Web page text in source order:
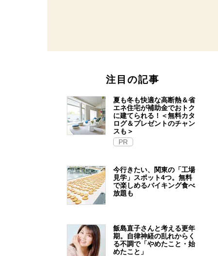
注目の記事
夏も冬も快適な高断熱＆省
エネ住宅が補助金でおトク
に建てられる！＜無料カタ
ログ＆プレゼントのチャン
スも＞
PR
今行きたい、関東の「工場
見学」スポット4つ。無料
で楽しめるバイキング食べ
放題も
飯島直子さんと考える更年
期。自律神経の乱れからく
る不調で「やめたこと・始
めたこと」